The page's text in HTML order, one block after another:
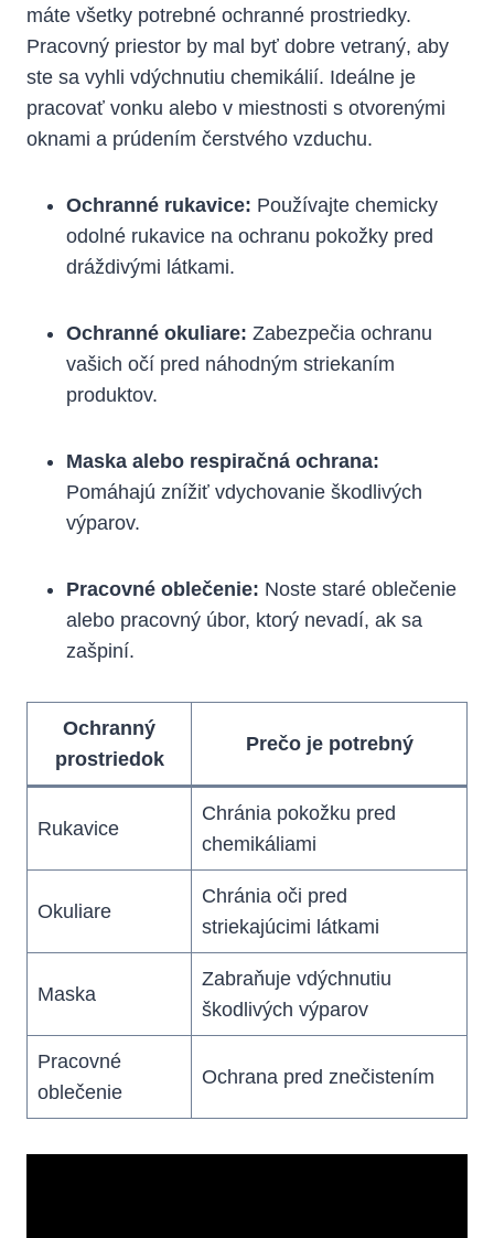
máte všetky potrebné ochranné prostriedky.
Pracovný priestor by mal byť dobre vetraný, aby
ste sa vyhli vdýchnutiu chemikálií. Ideálne je
pracovať vonku alebo v miestnosti s otvorenými
oknami a prúdením čerstvého vzduchu.
Ochranné rukavice: Používajte chemicky
odolné rukavice na ochranu pokožky pred
dráždivými látkami.
Ochranné okuliare: Zabezpečia ochranu
vašich očí pred náhodným striekaním
produktov.
Maska alebo respiračná ochrana:
Pomáhajú znížiť vdychovanie škodlivých
výparov.
Pracovné oblečenie: Noste staré oblečenie
alebo pracovný úbor, ktorý nevadí, ak sa
zašpiní.
Ochranný
prostriedok
Prečo je potrebný
Rukavice
Chránia pokožku pred
chemikáliami
Okuliare
Chránia oči pred
striekajúcimi látkami
Maska
Zabraňuje vdýchnutiu
škodlivých výparov
Pracovné
oblečenie
Ochrana pred znečistením